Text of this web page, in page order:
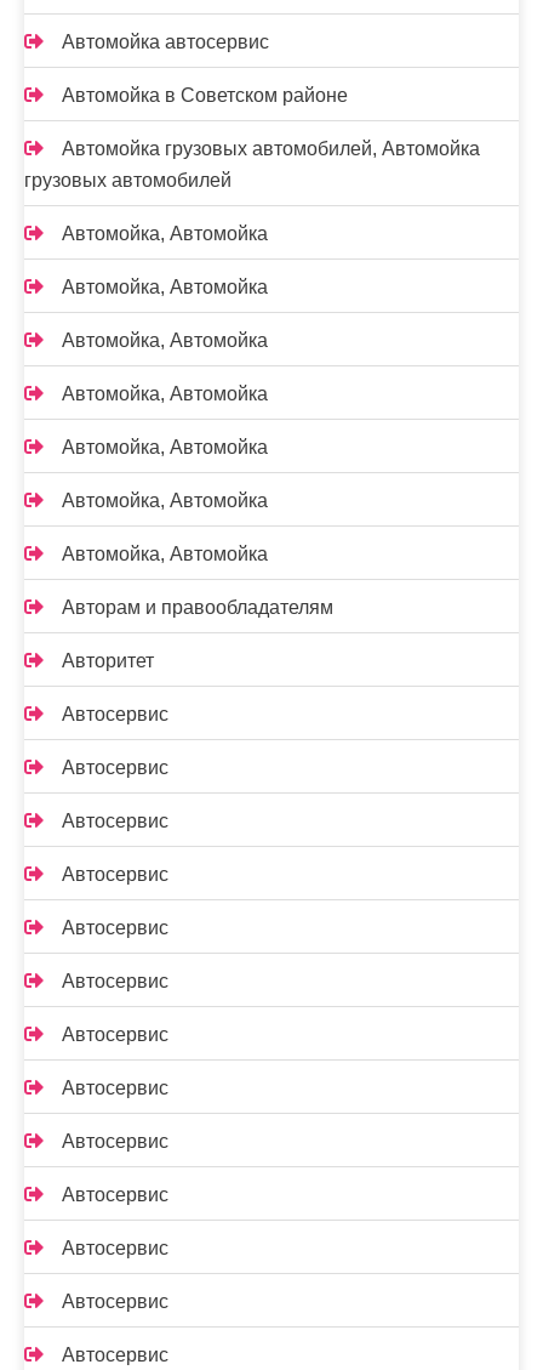
Автомойка автосервис
Автомойка в Советском районе
Автомойка грузовых автомобилей, Автомойка
грузовых автомобилей
Автомойка, Автомойка
Автомойка, Автомойка
Автомойка, Автомойка
Автомойка, Автомойка
Автомойка, Автомойка
Автомойка, Автомойка
Автомойка, Автомойка
Авторам и правообладателям
Авторитет
Автосервис
Автосервис
Автосервис
Автосервис
Автосервис
Автосервис
Автосервис
Автосервис
Автосервис
Автосервис
Автосервис
Автосервис
Автосервис